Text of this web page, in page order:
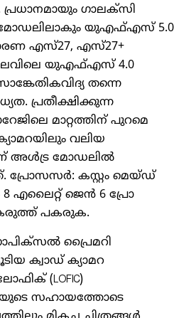
പ്രധാനമായും ഗാലക്സി
യുഎഫ്എസ് 5.0
എസ്27, എസ്27+
യുഎഫ്എസ് 4.0
തന്നെ
പ്രതീക്ഷിക്കുന്ന
മാറ്റത്തിന് പുറമെ
വലിയ
അള്‍ട്ര മോഡലില്‍
പ്രോസസര്‍: കസ്റ്റം മെയ്ഡ്
എലൈറ്റ് ജെന്‍ 6 പ്രോ
കരുത്ത് പകരുക.
പ്രൈമറി
ക്വാഡ് ക്യാമറ
(LOFIC)
സഹായത്തോടെ